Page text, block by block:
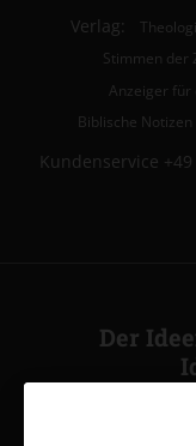
Verlag:
Stimmen der
Anzeiger für
Biblische Notizen
Kundenservice
Der